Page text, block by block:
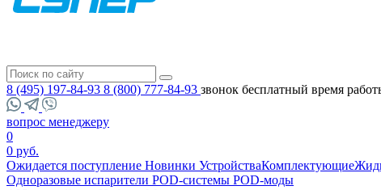
8 (495) 197-84-93 8 (800) 777-84-93 звонок бесплатный время
вопрос менеджеру
0
0 руб.
Ожидается поступление Новинки УстройстваКомплектующие
Одноразовые испарители POD-системы POD-моды